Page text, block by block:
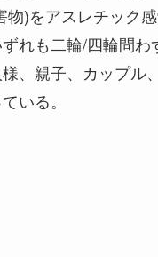
)をアスレチック
れも二輪/四輪問
、親子、カップ
いる。